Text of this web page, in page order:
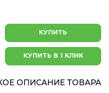
КУПИТЬ
КУПИТЬ В 1 КЛИК
ОПИСАНИЕ ТОВАРА